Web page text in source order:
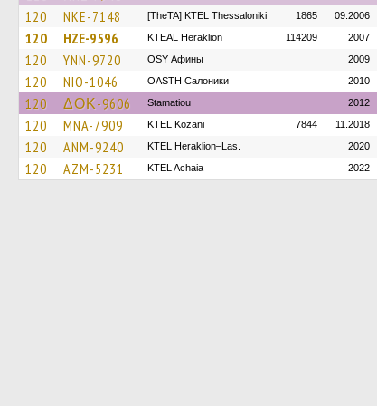
120
NKE-7148 [TheTA] KTEL Thessaloniki 1865 09.2006
120 HZE-9596 KTEAL Heraklion 114209 2007
120 YNN-9720 OSY Афины 2009
120 NIO-1046 OASTH Салоники 2010
120 ΔΟΚ-9606 Stamatiou 2012
120 MNA-7909 ΚΤΕL Kozani 7844 11.2018
120 ANM-9240 KTEL Heraklion–Las. 2020
120 AZM-5231 KTEL Achaia 2022